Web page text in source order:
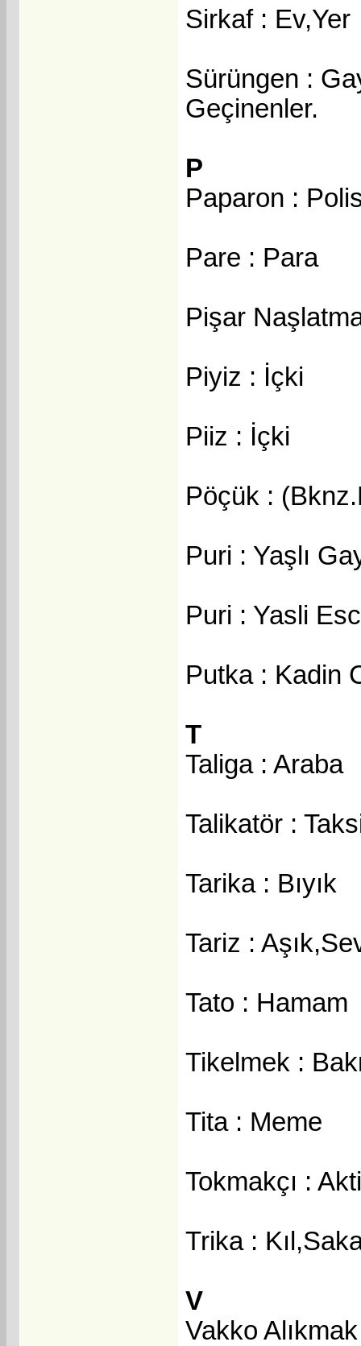
Sirkaf : Ev,Yer
Sürüngen :
Geçinenler.
P
Paparon :
Pare : Para
Pişar
Piyiz : İçki
Piiz : İçki
Pöçük :
Puri : Yaşlı
Puri : Yasli
Putka : Kadin
T
Taliga : Araba
Talikatör :
Tarika : Bıyık
Tariz :
Tato : Hamam
Tikelmek :
Tita : Meme
Tokmakçı :
Trika :
V
Vakko